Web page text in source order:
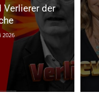
Verlierer der
2026